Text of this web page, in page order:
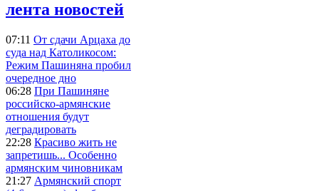
лента новостей
07:11 От сдачи Арцаха до
суда над Католикосом:
Режим Пашиняна пробил
очередное дно
06:28 При Пашиняне
российско-армянские
отношения будут
деградировать
22:28 Красиво жить не
запретишь... Особенно
армянским чиновникам
21:27 Армянский спорт